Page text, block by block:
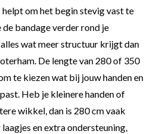
om het begin stevig vast te
bandage verder rond je
wat meer structuur krijgt dan
De lengte van 280 of 350
te kiezen wat bij jouw handen en
Heb je kleinere handen of
wikkel, dan is 280 cm vaak
en extra ondersteuning,